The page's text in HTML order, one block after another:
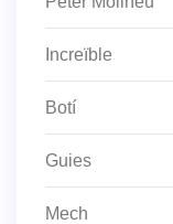
Increïble
Botí
Guies
Mech